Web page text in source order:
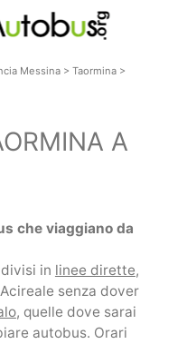
Messina >Taormina >
A
che viaggiano da
in linee dirette,
senza dover
, quelle dove sarai
autobus. Orari